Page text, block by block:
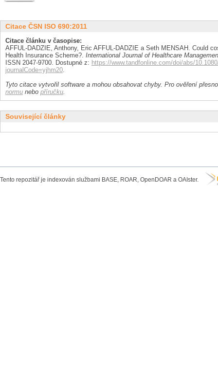
Citace ČSN ISO 690:2011
Citace článku v časopise:
AFFUL-DADZIE, Anthony, Eric AFFUL-DADZIE a Seth MENSAH. Could
Health Insurance Scheme?. International Journal of Healthcare
ISSN 2047-9700. Dostupné z: https://www.tandfonline.com/doi/abs/
journalCode=yjhm20.
Tyto citace vytvořil software a mohou obsahovat chyby. Pro ověření
normu nebo příručku.
Související články
Tento repozitář je indexován službami BASE, ROAR, OpenDOAR a OAIster.